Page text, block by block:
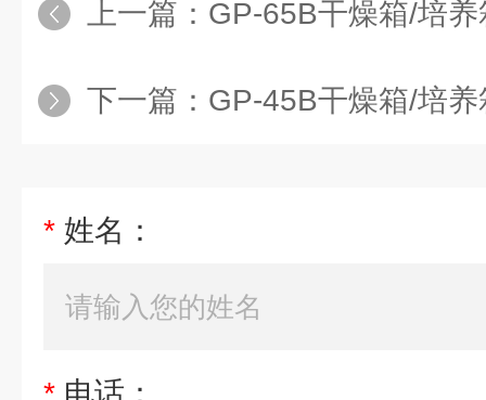
上一篇： GP-65B干燥箱/培养箱
下一篇： GP-45B干燥箱/培养箱（
* 姓名：
* 电话：